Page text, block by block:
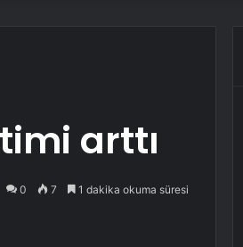
arttı
0 7 1 dakika okuma süresi